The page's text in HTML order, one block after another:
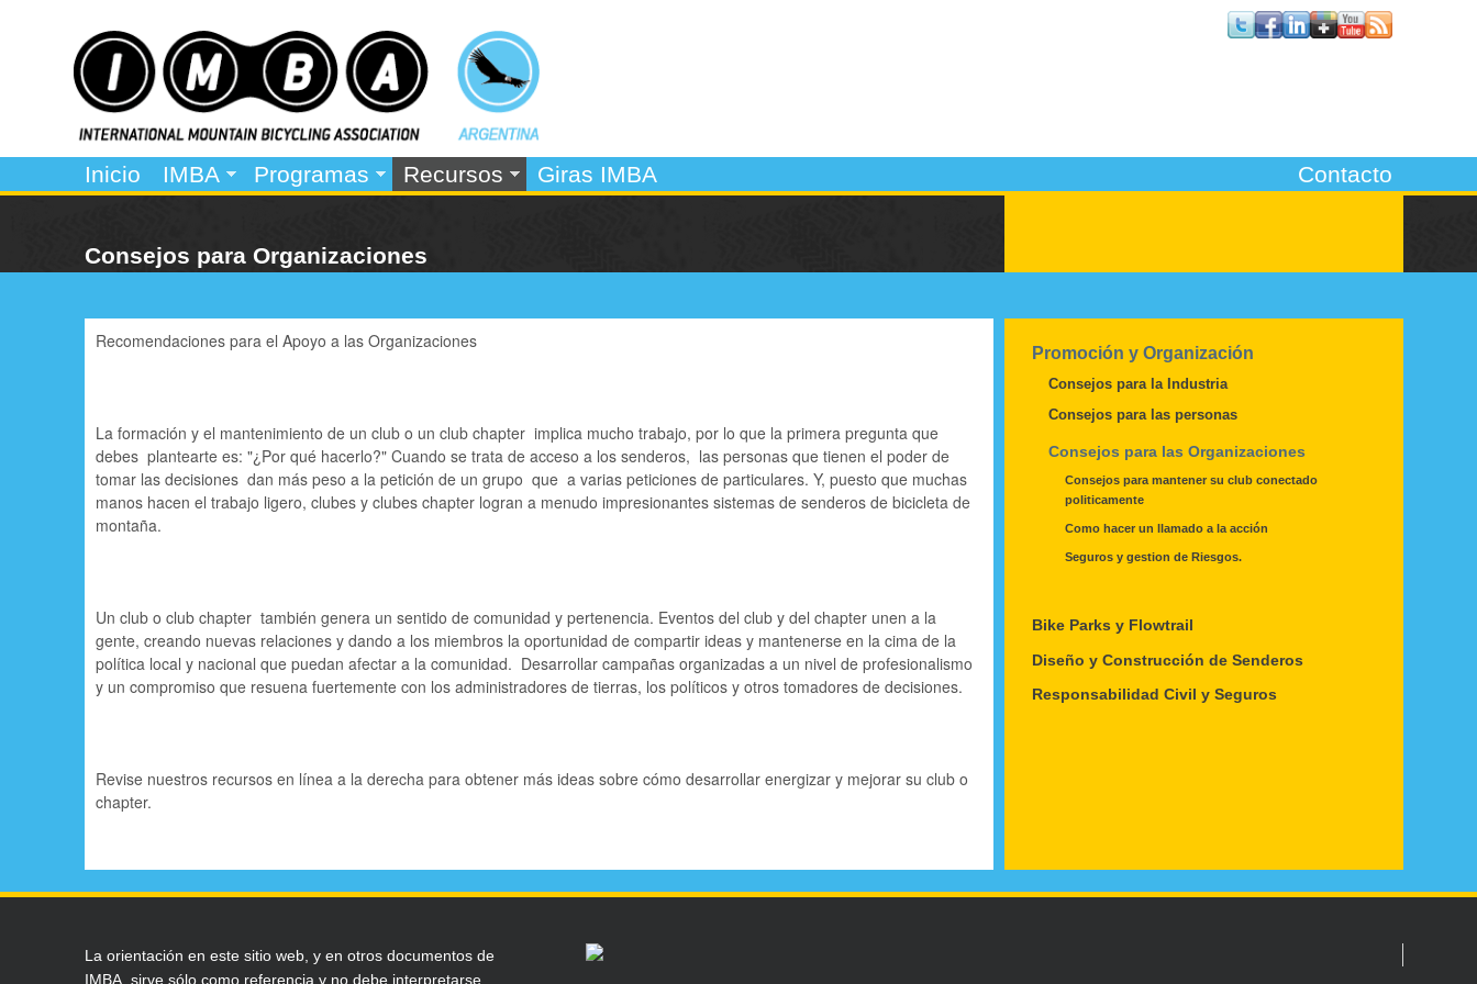
I
B
A
M
n
ú
Inicio IMBA Contacto
Programas Recursos Giras IMBA
Consejos para Organizaciones
Recomendaciones para el Apoyo a las Organizaciones
La formación y el mantenimiento de un club o un club chapter implica mucho trabajo, por lo que la primera pregunta que
debes plantearte es: "¿Por qué hacerlo?" Cuando se trata de acceso a los senderos, las personas que tienen el poder de
tomar las decisiones dan más peso a la petición de un grupo que a varias peticiones de particulares. Y, puesto que muchas
manos hacen el trabajo ligero, clubes y clubes chapter logran a menudo impresionantes sistemas de senderos de bicicleta de
montaña.
Un club o club chapter también genera un sentido de comunidad y pertenencia. Eventos del club y del chapter unen a la
gente, creando nuevas relaciones y dando a los miembros la oportunidad de compartir ideas y mantenerse en la cima de la
política local y nacional que puedan afectar a la comunidad. Desarrollar campañas organizadas a un nivel de profesionalismo
y un compromiso que resuena fuertemente con los administradores de tierras, los políticos y otros tomadores de decisiones.
Revise nuestros recursos en línea a la derecha para obtener más ideas sobre cómo desarrollar energizar y mejorar su club o
chapter.
Promoción y Organización
Consejos para la Industria
Consejos para las personas
Consejos para las Organizaciones
Consejos para mantener su club conectado
politicamente
Como hacer un llamado a la acción
Seguros y gestion de Riesgos.
Bike Parks y Flowtrail
Diseño y Construcción de Senderos
Responsabilidad Civil y Seguros
La orientación en este sitio web, y en otros documentos de
IMBA, sirve sólo como referencia y no debe interpretarse